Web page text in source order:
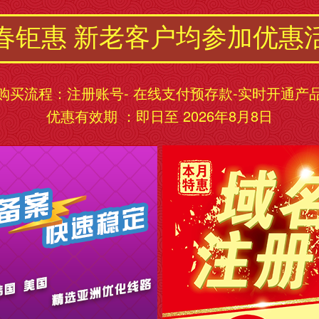
钜惠 新老客户均参加优惠
买流程：注册账号- 在线支付预存款-实时开通产
优惠有效期 ：即日至 2026年8月8日